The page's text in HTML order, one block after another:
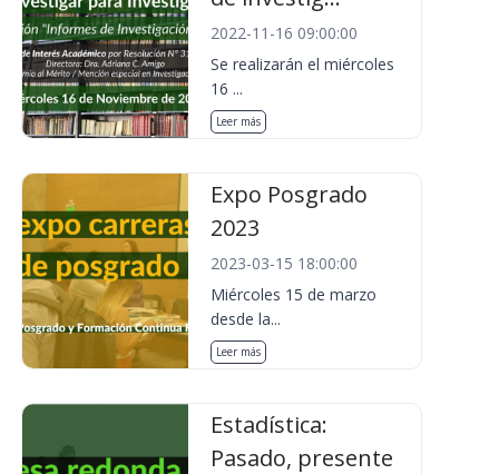
2022-11-16 09:00:00
Se realizarán el miércoles
16 ...
Leer más
Expo Posgrado
2023
2023-03-15 18:00:00
Miércoles 15 de marzo
desde la...
Leer más
Estadística:
Pasado, presente